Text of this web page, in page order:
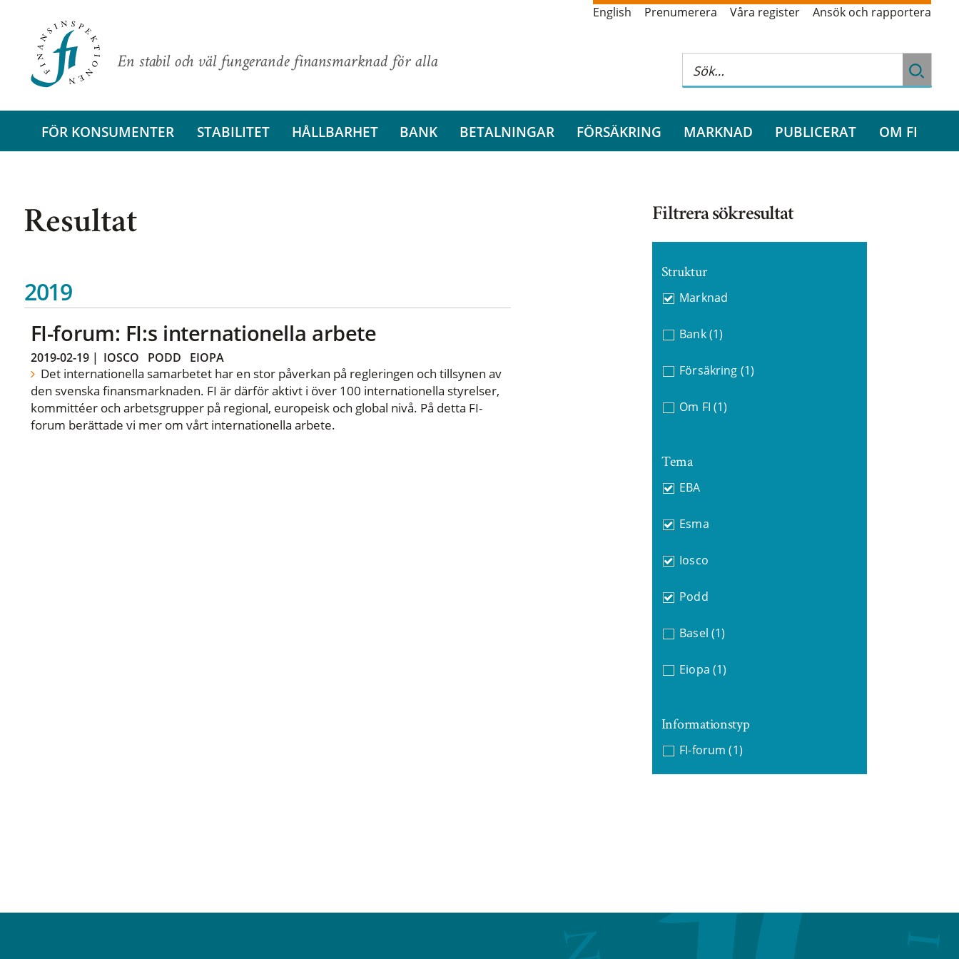
En stabil och väl fungerande finansmarknad för alla
English Prenumerera Våra register Ansök och rapportera
FÖR KONSUMENTER STABILITET HÅLLBARHET BANK BETALNINGAR FÖRSÄKRING MARKNAD PUBLICERAT OM FI
Resultat
2019
FI-forum: FI:s internationella arbete
2019-02-19| IOSCO PODD EIOPA
Det internationella samarbetet har en stor påverkan på regleringen och tillsynen av
den svenska finansmarknaden. FI är därför aktivt i över 100 internationella styrelser,
kommittéer och arbetsgrupper på regional, europeisk och global nivå. På detta FI-
forum berättade vi mer om vårt internationella arbete.
Filtrera sökresultat
Struktur
Marknad
Bank (1)
Försäkring (1)
Om FI (1)
Tema
EBA
Esma
Iosco
Podd
Basel (1)
Eiopa (1)
Informationstyp
FI-forum (1)